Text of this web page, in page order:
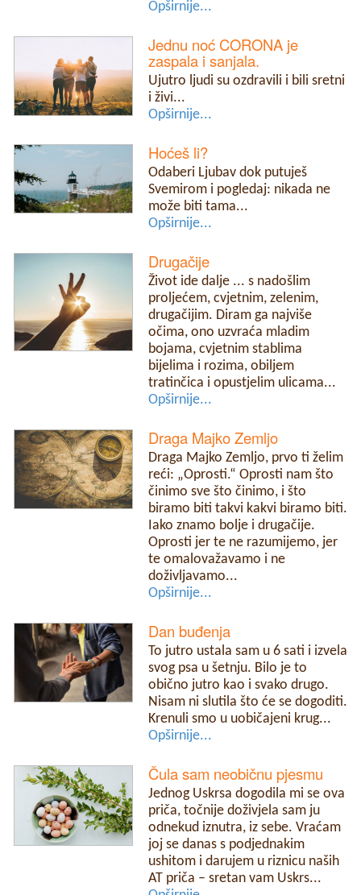
Opširnije...
Jednu noć CORONA je
zaspala i sanjala.
Ujutro ljudi su ozdravili i bili sretni
i živi...
Opširnije...
Hoćeš li?
Odaberi Ljubav dok putuješ
Svemirom i pogledaj: nikada ne
može biti tama...
Opširnije...
Drugačije
Život ide dalje ... s nadošlim
proljećem, cvjetnim, zelenim,
drugačijim. Diram ga najviše
očima, ono uzvraća mladim
bojama, cvjetnim stablima
bijelima i rozima, obiljem
tratinčica i opustjelim ulicama...
Opširnije...
Draga Majko Zemljo
Draga Majko Zemljo, prvo ti želim
reći: „Oprosti.“ Oprosti nam što
činimo sve što činimo, i što
biramo biti takvi kakvi biramo biti.
Iako znamo bolje i drugačije.
Oprosti jer te ne razumijemo, jer
te omalovažavamo i ne
doživljavamo...
Opširnije...
Dan buđenja
To jutro ustala sam u 6 sati i izvela
svog psa u šetnju. Bilo je to
obično jutro kao i svako drugo.
Nisam ni slutila što će se dogoditi.
Krenuli smo u uobičajeni krug...
Opširnije...
Čula sam neobičnu pjesmu
Jednog Uskrsa dogodila mi se ova
priča, točnije doživjela sam ju
odnekud iznutra, iz sebe. Vraćam
joj se danas s podjednakim
ushitom i darujem u riznicu naših
AT priča – sretan vam Uskrs...